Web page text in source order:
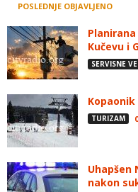
POSLEDNJE OBJAVLJENO
Kučevu i
SERVISNE
TURIZAM
Uhapšen
nakon